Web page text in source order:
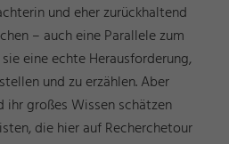
und eher zurückhaltend
– auch eine Parallele zum
eine echte Herausforderung,
und zu erzählen. Aber
großes Wissen schätzen
die hier auf Recherchetour